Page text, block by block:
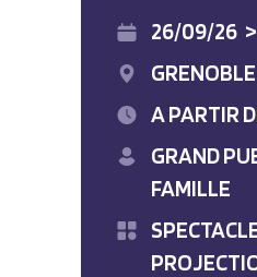
26/09/26 >
GRENOBLE
A PARTIR
GRAND
FAMILLE